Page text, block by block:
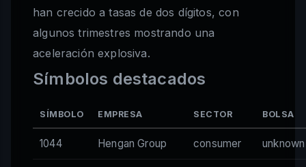
han crecido a tasas de dos dígitos, con
algunos trimestres mostrando una
aceleración explosiva.
Símbolos destacados
SÍMBOLO EMPRESA SECTOR BOLSA
1044 Hengan Group consumer unknown